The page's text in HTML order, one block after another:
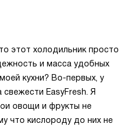
этот холодильник просто
и масса удобных
кухни? Во-первых, у
свежести EasyFresh. Я
овощи и фрукты не
что кислороду до них не